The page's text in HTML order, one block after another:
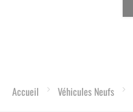
Accueil Véhicules Neufs